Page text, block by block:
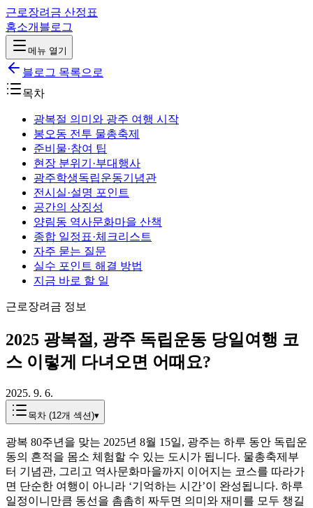
근로장려금 산정표
홈소개 블로그
메뉴 열기
블로그 목록으로
목차
광복절 의미와 광주 여행 시작
봉오동 전투 물총축제
준비물·참여 팁
현장 분위기·부대행사
광주학생독립운동기념관
전시실·설명 포인트
공간의 상징성
양림동 역사문화마을 산책
종합 일정표·체크리스트
자주 묻는 질문
실수 포인트 해결 방법
지금 바로 할 일
근로장려금 정보
2025 광복절, 광주 독립운동 당일여행 코
스 이렇게 다녀오면 어때요?
2025. 9. 6.
목차 (12개 섹션)▾
광복 80주년을 맞는 2025년 8월 15일, 광주는 하루 동안 독립운
동의 흔적을 몸소 체험할 수 있는 도시가 됩니다. 물총축제부
터 기념관, 그리고 역사문화마을까지 이어지는 코스를 따라가
면 단순한 여행이 아니라 ‘기억하는 시간’이 완성됩니다. 하루
일정이니만큼 동선을 촘촘히 짜두면 의미와 재미를 모두 챙길